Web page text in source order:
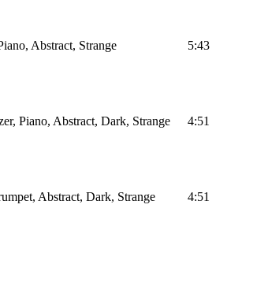
Abstract, Strange 5:43
Piano, Abstract, Dark, Strange 4:51
Abstract, Dark, Strange 4:51